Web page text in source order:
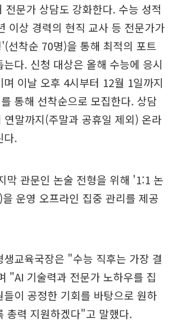
전문가 상담도 강화한다. 수능 성적
이상 경력의 현직 교사 등 전문가가
선착순 70명)을 통해 최적의 포트
다. 신청 대상은 올해 수능에 응시
며 이날 오후 4시부터 12월 1일까지
통해 선착순으로 모집한다. 상담
연말까지(주말과 공휴일 제외) 온라
다.
막 관문인 논술 전형을 위해 '1:1 논
운영 오프라인 집중 관리를 제공
생교육국장은 "수능 직후는 가장 결
"AI 기술력과 전문가 노하우를 집
들이 공정한 기회를 바탕으로 원하
총력 지원하겠다"고 말했다.